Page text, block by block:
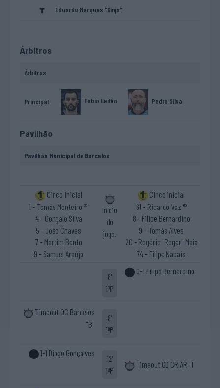
Eduardo Marques "Ginja"
Árbitros
Árbitros
Principal Fábio Leitão Pedro Silva
Pavilhão
Pavilhão Municipal de Barcelos
Cinco inicial
1 - Tomás Monteiro ®
4 - Gonçalo Silva
5 - João Chaves
7 - Martim Bento
9 - Samuel Araújo
Início
do
jogo.
Cinco inicial
61 - Ricardo Vaz ®
8 - Filipe Bernardino
9 - Tomás Alves
20 - Rogério "Roger" Maia
74 - Filipe Nabais
6'
1ªP
0-1 Filipe Bernardino
Timeout OC Barcelos
"B"
8'
1ªP
1-1 Diogo Gonçalves
12'
1ªP
Timeout GD CRIAR-T